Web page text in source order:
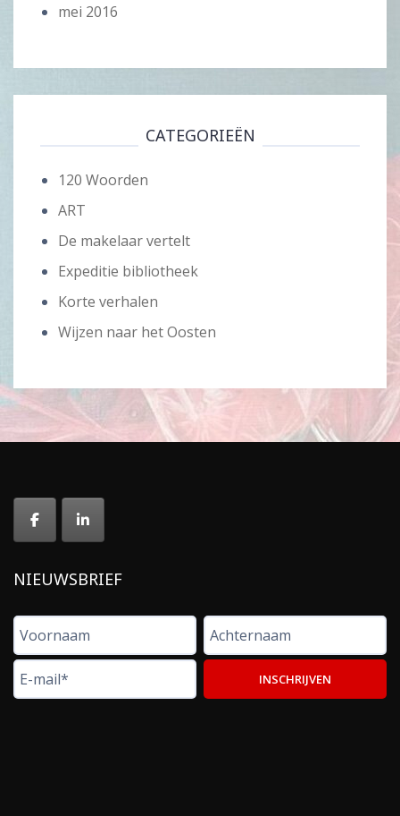
mei 2016
CATEGORIEËN
120 Woorden
ART
De makelaar vertelt
Expeditie bibliotheek
Korte verhalen
Wijzen naar het Oosten
NIEUWSBRIEF